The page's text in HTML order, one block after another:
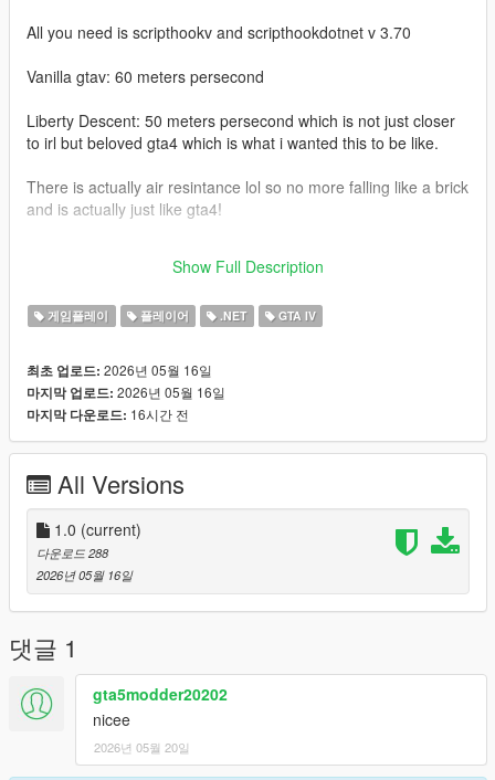
All you need is scripthookv and scripthookdotnet v 3.70
Vanilla gtav: 60 meters persecond
Liberty Descent: 50 meters persecond which is not just closer
to irl but beloved gta4 which is what i wanted this to be like.
There is actually air resintance lol so no more falling like a brick
and is actually just like gta4!
Show Full Description
게임플레이 플레이어 .NET GTA IV
최초 업로드: 2026년 05월 16일
마지막 업로드: 2026년 05월 16일
마지막 다운로드: 16시간 전
All Versions
1.0 (current)
다운로드 288
2026년 05월 16일
댓글 1
gta5modder20202
nicee
2026년 05월 20일